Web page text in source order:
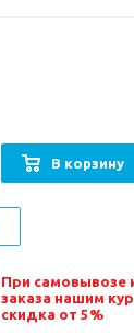
В корзину
При самовывозе
заказа нашим
скидка от 5%